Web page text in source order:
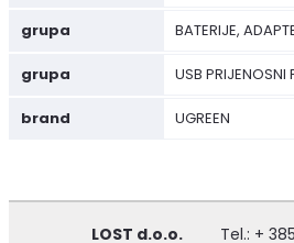
grupa BATERIJE,
grupa USB
brand UGREEN
LOST d.o.o. Tel.: +